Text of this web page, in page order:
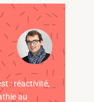
: réactivité,
au